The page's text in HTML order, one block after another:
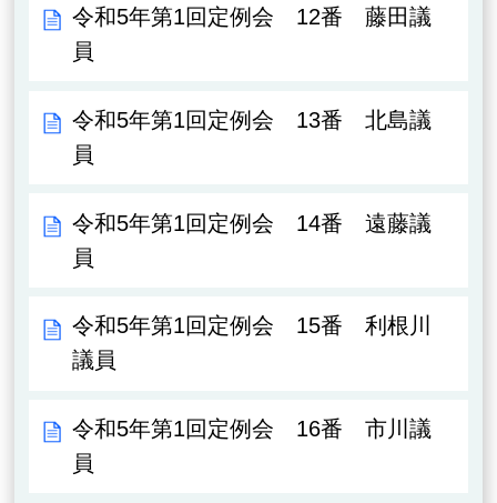
令和5年第1回定例会 12番 藤田議
員
令和5年第1回定例会 13番 北島議
員
令和5年第1回定例会 14番 遠藤議
員
令和5年第1回定例会 15番 利根川
議員
令和5年第1回定例会 16番 市川議
員